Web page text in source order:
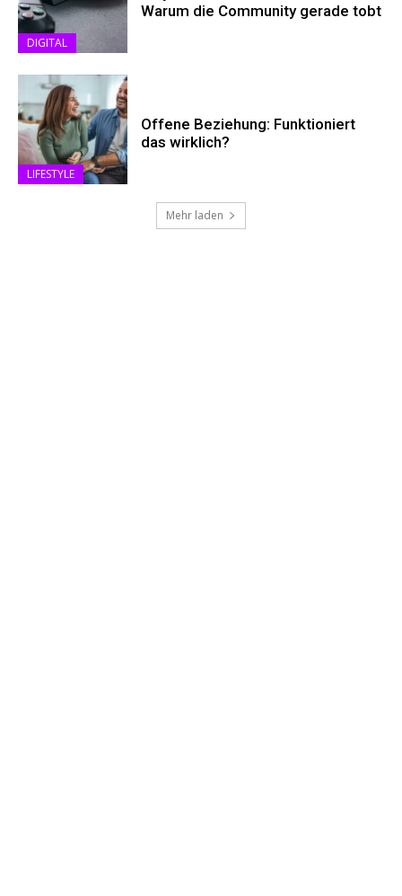
DIGITAL
Warum die Community gerade tobt
LIFESTYLE
Offene Beziehung: Funktioniert
das wirklich?
Mehr laden